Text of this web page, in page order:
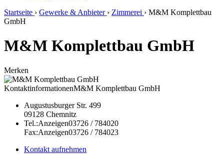
Startseite › Gewerke & Anbieter › Zimmerei › M&M Komplettbau
GmbH
M&M Komplettbau GmbH
Merken
KontaktinformationenM&M Komplettbau GmbH
Augustusburger Str. 499
09128 Chemnitz
Tel.:Anzeigen03726 / 784020
Fax:Anzeigen03726 / 784023
Kontakt aufnehmen